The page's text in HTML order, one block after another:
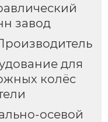
завод
для
колёс
осевой